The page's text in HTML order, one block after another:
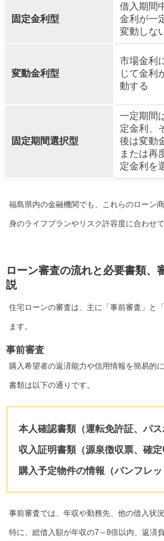
固定金利型
借入期間
金利が一
変動しな
変動金利型
市場金利
じて金利
動する
固定期間選択型
一定期間
定金利、
後は変動
または再
定金利を
福島県内の金融機関でも、これらのローン
身のライフプランやリスク許容度に合わせ
ローン審査の流れと必要書類、
説
住宅ローンの審査は、主に「事前審査」と
ます。
事前審査
購入希望者の返済能力や信用情報を簡易的
書類は以下の通りです。
本人確認書類（運転免許証、パス
収入証明書類（源泉徴収票、確定
購入予定物件の情報（パンフレッ
事前審査では、年収や勤務先、他の借入状
特に、総借入額が年収の7～8倍以内、返済